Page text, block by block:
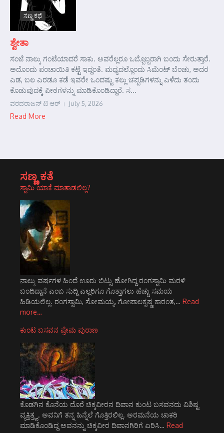
ಸಣ್ಣ ಕಥೆ
ಶ್ವೇತಾ
ಸಂಜೆ ನಾಲ್ಕು ಗಂಟೆಯಾದರೆ ಸಾಕು. ಅವರೆಲ್ಲರೂ ಒಬ್ಬೊಬ್ಬರಾಗಿ ಬಂದು ಸೇರುತ್ತಾರೆ.
ಅದೊಂದು ಪಂಚಾಯಿತಿ ಕಟ್ಟೆ ಇದ್ದಂತೆ. ಮಧ್ಯದಲ್ಲೊಂದು ಸಿಮೆಂಟ್ ಬೆಂಚು, ಅದರ
ಎಡ, ಬಲ ಎರಡೂ ಕಡೆ ಇವರೇ ಒಂದಷ್ಟು ಕಲ್ಲು ಚಪ್ಪಡಿಗಳನ್ನು ಎಳೆದು ತಂದು
ಕೊಡುವುದಕ್ಕೆ ಪೀಠಗಳನ್ನು ಮಾಡಿಕೊಂಡಿದ್ದಾರೆ. ಸ...
ವರದರಾಜನ್ ಟಿ ಆರ್ July 5, 2026
Read More
ಸಣ್ಣ ಕತೆ
ಸ್ವಾಮಿ ಯಾಕೆ ಮಾತಾಡಲಿಲ್ಲ?
ನಾಲ್ಕು ವರ್ಷಗಳ ಹಿಂದೆ ಊರು ಬಿಟ್ಟು ಹೋಗಿದ್ದ ರಂಗಸ್ವಾಮಿ ಮರಳಿ
ಬಂದಿದ್ದಾನೆ ಎಂಬ ಸುದ್ದಿ ಎಲ್ಲರಿಗೂ ಗೊತ್ತಾಗಲು ಹೆಚ್ಚು ಸಮಯ
ಹಿಡಿಯಲಿಲ್ಲ. ರಂಗಸ್ವಾಮಿ, ಸೋಮಯ್ಯ, ಗೋಪಾಲಕೃಷ್ಣ ಕಾರಂತ,… Read
more…
ಕುಂಟ ಬಸವನ ಪ್ರೇಮ ಪುರಾಣ
ಕೊಡಗಿನ ಕೊನೆಯ ದೊರೆ ಚಿಕ್ಕವೀರನ ದಿವಾನ ಕುಂಟ ಬಸವನದು ವಿಶಿಷ್ಟ
ವ್ಯಕ್ತಿತ್ತ್ವ. ಅವನಿಗೆ ತನ್ನ ಹಿನ್ನೆಲೆ ಗೊತ್ತಿರಲಿಲ್ಲ. ಅರಮನೆಯ ಚಾಕರಿ
ಮಾಡಿಕೊಂಡಿದ್ದ ಅವನನ್ನು ಚಿಕ್ಕವೀರ ದಿವಾನಗಿರಿಗೆ ಏರಿಸಿ… Read